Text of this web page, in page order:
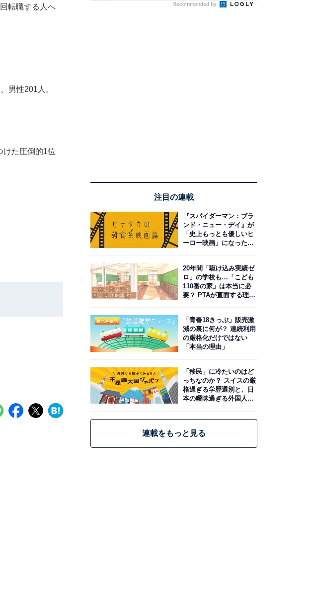
転職する人へ
男性201人。
けた圧倒的1位
Recommended by
注目の連載
『スパイダーマン：ブラ
ンド・ニュー・デイ』が
「史上もっとも優しいヒ
ーロー映画」になった理
20年間「駆け込み実績ゼ
ロ」の学校も…「こども
110番の家」は本当に必
要？ PTAが直面する理想
「青春18きっぷ」販売激
減の裏に何が？ 連続利用
の厳格化だけではない
「本当の理由」
「移民」に冷たいのはど
っちなのか？ スイスの厳
格過ぎる学歴選別と、日
本の曖昧過ぎる外国人政
連載をもっと見る